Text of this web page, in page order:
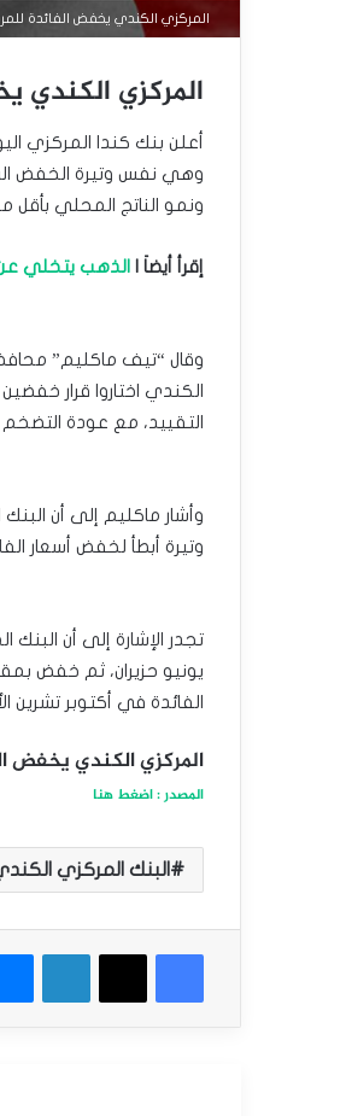
المركزي الكندي يخفض الفائدة
المركزي الكندي
وهي نفس وتيرة الخفض
ونمو الناتج المحلي بأقل
إقرأ أيضاَ | الذهب يتخلي عن
وقال “تيف ماكليم”
الكندي اختاروا قرار
التقييد، مع عودة التضخم
وأشار ماكليم إلى أن
وتيرة أبطأ لخفض أسعار
تجدر الإشارة إلى أن
الفائدة في أكتوبر تشرين
المركزي الكندي يخفض
المصدر : اضغط هنا
البنك المركزي
فيسبوك
‫X